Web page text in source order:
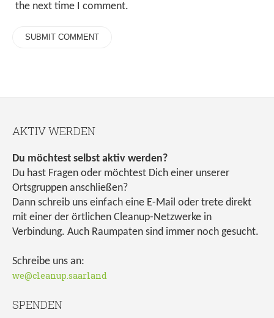
the next time I comment.
AKTIV WERDEN
Du möchtest selbst aktiv werden?
Du hast Fragen oder möchtest Dich einer unserer
Ortsgruppen anschließen?
Dann schreib uns einfach eine E-Mail oder trete direkt
mit einer der örtlichen Cleanup-Netzwerke in
Verbindung. Auch Raumpaten sind immer noch gesucht.
Schreibe uns an:
we@cleanup.saarland
SPENDEN